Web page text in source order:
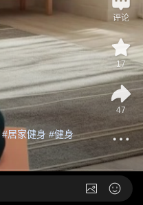
#居家健身 #健身
评论
17
47